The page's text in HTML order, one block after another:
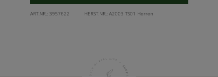
ART.NR.: 3957622 HERST.NR.: A2003 TS01 Herren